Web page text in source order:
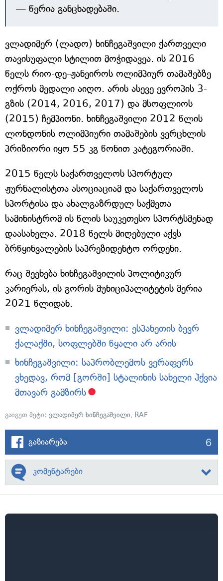
— წერია განცხადებაში.
ვლადიმერ (ლადო) ხინჩეგაშვილი ქართველი
თავისუფალი სტილით მოჭიდავეა. ის 2016
წელს რიო-დე-ჟანეიროს ოლიმპიურ თამაშებზე
ოქროს მედალი აიღო. არის ასევე ევროპის 3-
გზის (2014, 2016, 2017) და მსოფლიოს
(2015) ჩემპიონი. ხინჩეგაშვილი 2012 წლის
ლონდონის ოლიმპიური თამაშების ვერცხლის
პრიზიორი იყო 55 კგ წონით კატეგორიაში.
2015 წელს საქართველოს სპორტულ
ჟურნალისტთა ასოციაციამ და საქართველოს
სპორტისა და ახალგაზრდულ საქმეთა
სამინისტრომ ის წლის საუკეთესო სპორტსმენად
დაასახელა. 2018 წელს მიღებული აქვს
ბრწყინვალების საპრეზიდენტო ორდენი.
რაც შეეხება ხინჩეგაშვილის პოლიტიკურ
კარიერას, ის გორის მუნიციპალიტეტის მერია
2021 წლიდან.
ვლადიმერ ხინჩეგაშვილი: ესპანეთის ბევრ
ქალაქში, სოფლებში წყალი არ არის
ხინჩეგაშვილი: საპრობლემოს ვერაფერს
ვხედავ, რომ [გორში] სტალინის სახელი ჰქვია
მთავარ გამზირს
გაიგეთ მეტი: ვლადიმერ ხინჩეგაშვილი, RAF
გაზიარება 6
კომენტარები